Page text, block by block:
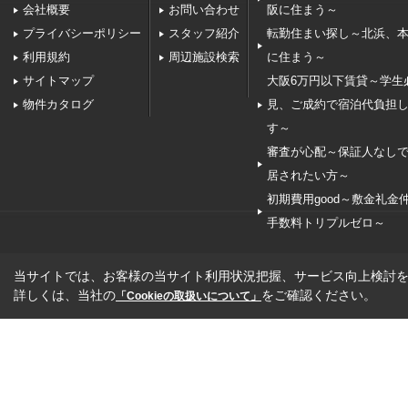
会社概要
プライバシーポリシー
利用規約
サイトマップ
物件カタログ
お問い合わせ
スタッフ紹介
周辺施設検索
阪に住まう～
転勤住まい探し～北浜、
に住まう～
大阪6万円以下賃貸～学生
見、ご成約で宿泊代負担
す～
審査が心配～保証人なし
居されたい方～
初期費用good～敷金礼金
手数料トリプルゼロ～
当サイトでは、お客様の当サイト利用状況把握、サービス向上検討
詳しくは、当社の 「Cookieの取扱いについて」 をご確認ください。